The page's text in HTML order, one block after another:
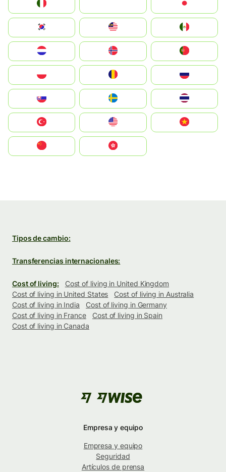
South Korea
United States
中國香港特別行政區
Tipos de cambio:
Transferencias internacionales:
Cost of living:
Cost of living in United Kingdom
Cost of living in United States
Cost of living in Australia
Cost of living in India
Cost of living in Germany
Cost of living in France
Cost of living in Spain
Cost of living in Canada
Empresa y equipo
Empresa y equipo
Seguridad
Artículos de prensa